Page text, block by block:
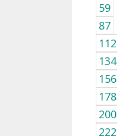
59
87
112
134
156
178
200
222